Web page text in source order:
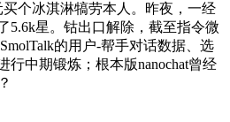
个冰淇淋犒劳本人。昨夜，一经
5.6k星。钴出口解除，截至指令微
的用户-帮手对话数据、选
行中期锻炼；根本版nanochat曾经